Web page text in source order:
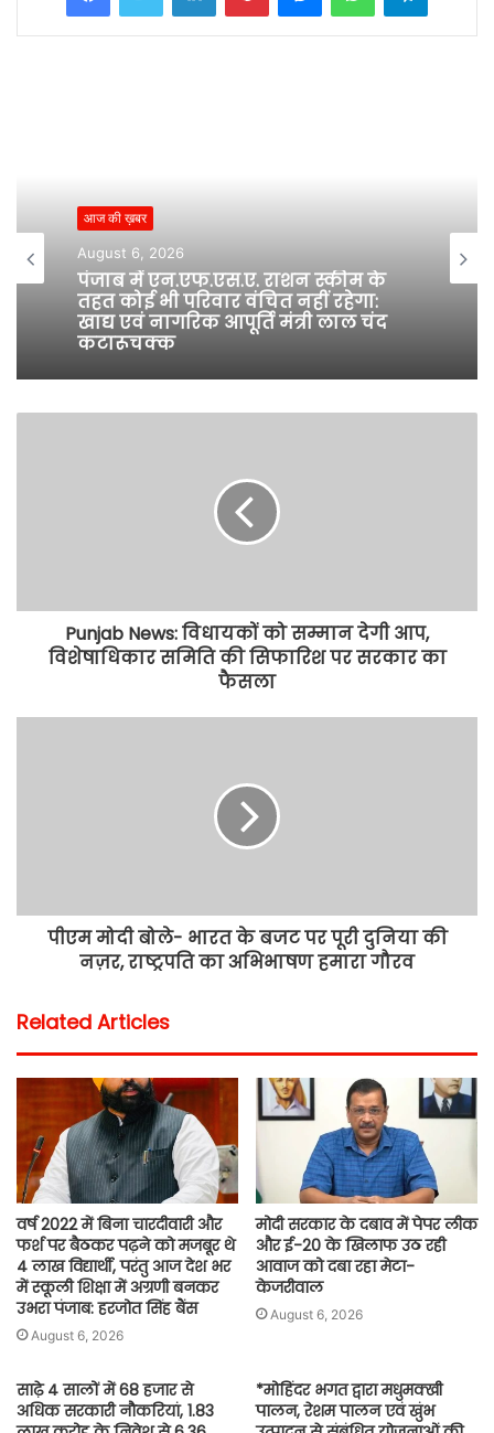
आज की ख़बर
August 6, 2026
पंजाब में एन.एफ.एस.ए. राशन स्कीम के
तहत कोई भी परिवार वंचित नहीं रहेगा:
खाद्य एवं नागरिक आपूर्ति मंत्री लाल चंद
कटारूचक्क
Punjab News: विधायकों को सम्मान देगी आप,
विशेषाधिकार समिति की सिफारिश पर सरकार का
फैसला
पीएम मोदी बोले- भारत के बजट पर पूरी दुनिया की
नज़र, राष्ट्रपति का अभिभाषण हमारा गौरव
Related Articles
वर्ष 2022 में बिना चारदीवारी और
फर्श पर बैठकर पढ़ने को मजबूर थे
4 लाख विद्यार्थी, परंतु आज देश भर
में स्कूली शिक्षा में अग्रणी बनकर
उभरा पंजाब: हरजोत सिंह बैंस
August 6, 2026
मोदी सरकार के दबाव में पेपर लीक
और ई-20 के खिलाफ उठ रही
आवाज को दबा रहा मेटा-
केजरीवाल
August 6, 2026
साढ़े 4 सालों में 68 हजार से
अधिक सरकारी नौकरियां, 1.83
*मोहिंदर भगत द्वारा मधुमक्खी
पालन, रेशम पालन एवं खुंभ